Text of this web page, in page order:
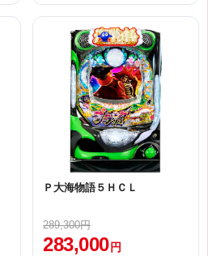
Ｐ大海物語５ＨＣＬ
289,300円
283,000 円